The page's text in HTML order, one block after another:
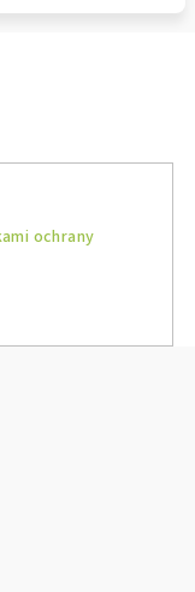
ochrany